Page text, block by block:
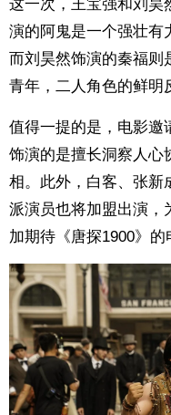
这一次，王宝强和刘昊
演的阿鬼是一个强壮有
而刘昊然饰演的秦福则
青年，二人角色的鲜明
值得一提的是，电影邀
饰演的是擅长洞察人心
相。此外，白客、张新
派演员也将加盟出演，
加期待《唐探1900》的